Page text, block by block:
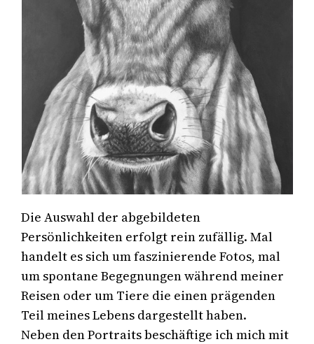
Die Auswahl der abgebildeten
Persönlichkeiten erfolgt rein zufällig. Mal
handelt es sich um faszinierende Fotos, mal
um spontane Begegnungen während meiner
Reisen oder um Tiere die einen prägenden
Teil meines Lebens dargestellt haben.
Neben den Portraits beschäftige ich mich mit